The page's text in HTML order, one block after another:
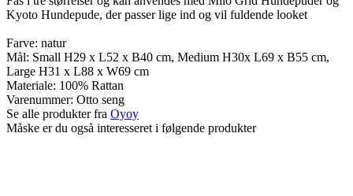
Kyoto Hundepude, der passer lige ind og vil fuldende looket
Farve: natur
Mål: Small H29 x L52 x B40 cm, Medium H30x L69 x B55 cm,
Large H31 x L88 x W69 cm
Materiale: 100% Rattan
Varenummer: Otto seng
Se alle produkter fra Oyoy
Måske er du også interesseret i følgende produkter